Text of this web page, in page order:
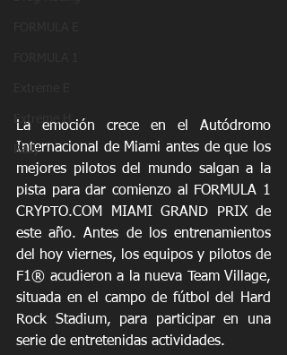
Extreme H
Rally
La emoción crece en el Autódromo
Internacional de Miami antes de que los
mejores pilotos del mundo salgan a la
pista para dar comienzo al FORMULA 1
CRYPTO.COM MIAMI GRAND PRIX de
este año. Antes de los entrenamientos
del hoy viernes, los equipos y pilotos de
F1® acudieron a la nueva Team Village,
situada en el campo de fútbol del Hard
Rock Stadium, para participar en una
serie de entretenidas actividades.